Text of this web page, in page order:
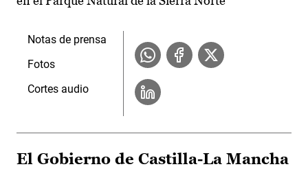
Notas de prensa
Fotos
Cortes audio
El Gobierno de Castilla-La Mancha